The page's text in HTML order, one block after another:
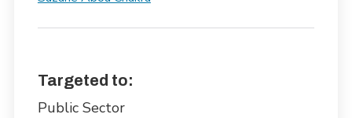
Targeted to:
Public Sector